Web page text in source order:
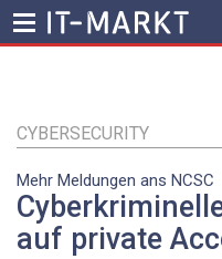
Inhalt
CYBERSECURITY
Mehr Meldungen ans NCSC
auf private